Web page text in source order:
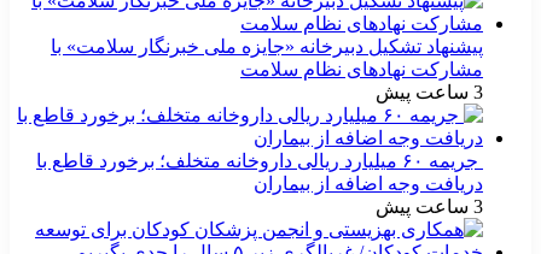
پیشنهاد تشکیل دبیرخانه «جایزه ملی خبرنگار سلامت» با
مشارکت نهادهای نظام سلامت
3 ساعت پیش
جریمه ۶۰ میلیارد ریالی داروخانه متخلف؛ برخورد قاطع با
دریافت وجه اضافه از بیماران
3 ساعت پیش